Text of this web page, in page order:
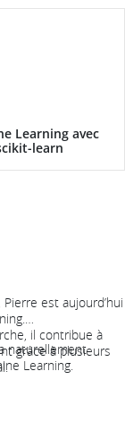
Learning avec
learn
est aujourd’hui
il contribue à
grâce à plusieurs
naturellement
Learning.